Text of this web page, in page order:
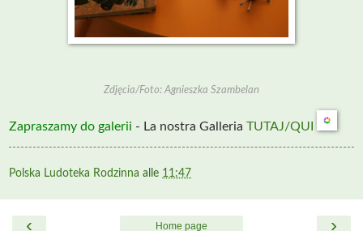
Zdjęcia/Foto: Agnieszka Szambelan
Zapraszamy do galerii - La nostra Galleria TUTAJ/QUI
Polska Ludoteka Rodzinna alle 11:47
‹ ›
Home page